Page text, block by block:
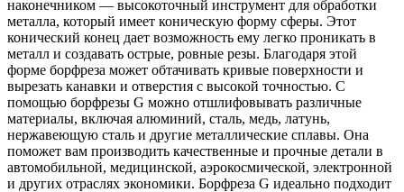
наконечником — высокоточный инструмент для обработки
металла, который имеет коническую форму сферы. Этот
конический конец дает возможность ему легко проникать в
металл и создавать острые, ровные резы. Благодаря этой
форме борфреза может обтачивать кривые поверхности и
вырезать канавки и отверстия с высокой точностью. С
помощью борфрезы G можно отшлифовывать различные
материалы, включая алюминий, сталь, медь, латунь,
нержавеющую сталь и другие металлические сплавы. Она
поможет вам производить качественные и прочные детали в
автомобильной, медицинской, аэрокосмической, электронной
и других отраслях экономики. Борфреза G идеально подходит